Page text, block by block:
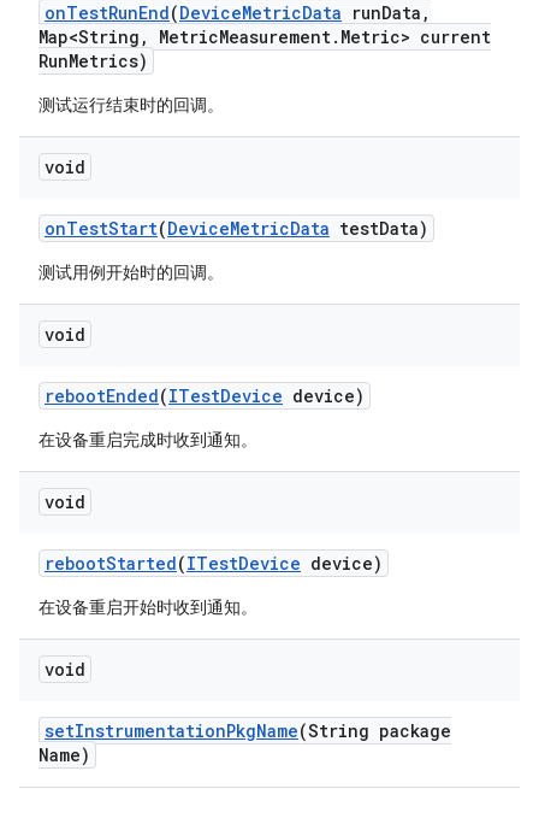
onTestRunEnd(DeviceMetricData runData ,
Map<String , MetricMeasurement. Metric> current
RunMetrics)
测试运行结束时的回调。
void
onTestStart(DeviceMetricData testData)
测试用例开始时的回调。
void
rebootEnded(ITestDevice device)
在设备重启完成时收到通知。
void
rebootStarted(ITestDevice device)
在设备重启开始时收到通知。
void
setInstrumentationPkgName(String package
Name)